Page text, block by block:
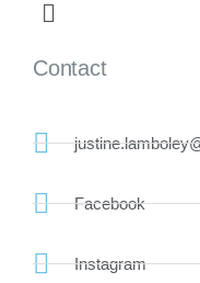
Contact
Facebook
Instagram